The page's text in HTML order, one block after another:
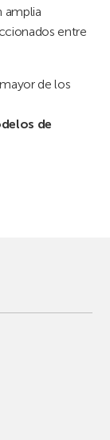
amplia
entre
de los
de